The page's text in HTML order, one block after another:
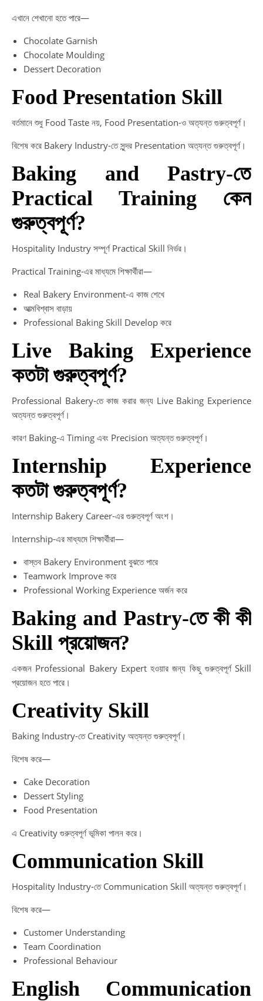
এখানে শেখানো হতে পারে—
Chocolate Garnish
Chocolate Moulding
Dessert Decoration
Food Presentation Skill
বর্তমানে শুধু Food Taste নয়, Food Presentation-ও অত্যন্ত গুরুত্বপূর্ণ।
বিশেষ করে Bakery Industry-তে সুন্দর Presentation অত্যন্ত গুরুত্বপূর্ণ।
Baking and Pastry-তে
Practical Training কেন
গুরুত্বপূর্ণ?
Hospitality Industry সম্পূর্ণ Practical Skill নির্ভর।
Practical Training-এর মাধ্যমে শিক্ষার্থীরা—
Real Bakery Environment-এ কাজ শেখে
আত্মবিশ্বাস বাড়ায়
Professional Baking Skill Develop করে
Live Baking Experience
কতটা গুরুত্বপূর্ণ?
Professional Bakery-তে কাজ করার জন্য Live Baking Experience
অত্যন্ত গুরুত্বপূর্ণ।
কারণ Baking-এ Timing এবং Precision অত্যন্ত গুরুত্বপূর্ণ।
Internship Experience
কতটা গুরুত্বপূর্ণ?
Internship Bakery Career-এর গুরুত্বপূর্ণ অংশ।
Internship-এর মাধ্যমে শিক্ষার্থীরা—
বাস্তব Bakery Environment বুঝতে পারে
Teamwork Improve করে
Professional Working Experience অর্জন করে
Baking and Pastry-তে কী কী
Skill প্রয়োজন?
একজন Professional Bakery Expert হওয়ার জন্য কিছু গুরুত্বপূর্ণ Skill
প্রয়োজন হতে পারে।
Creativity Skill
Baking Industry-তে Creativity অত্যন্ত গুরুত্বপূর্ণ।
বিশেষ করে—
Cake Decoration
Dessert Styling
Food Presentation
এ Creativity গুরুত্বপূর্ণ ভূমিকা পালন করে।
Communication Skill
Hospitality Industry-তে Communication Skill অত্যন্ত গুরুত্বপূর্ণ।
বিশেষ করে—
Customer Understanding
Team Coordination
Professional Behaviour
English Communication